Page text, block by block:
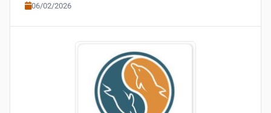
06/02/2026